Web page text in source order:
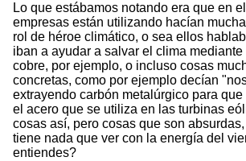
Lo que estábamos notando era que en
empresas están utilizando hacían
rol de héroe climático, o sea ellos
iban a ayudar a salvar el clima
cobre, por ejemplo, o incluso cosas
concretas, como por ejemplo decían
extrayendo carbón metalúrgico para
el acero que se utiliza en las turbinas
cosas así, pero cosas que son
tiene nada que ver con la energía del
entiendes?